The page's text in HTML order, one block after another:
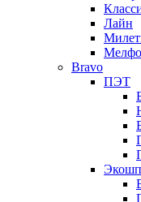
Лайн
Bravo
ПЭТ